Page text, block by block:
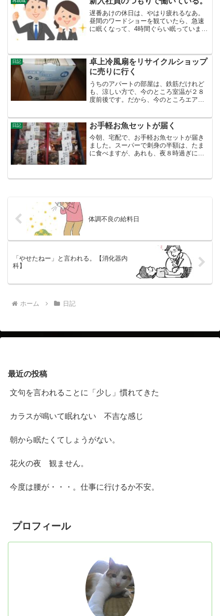
遅番あけの休日は、やはり疲れるなあ。
昼間のワードショーを観ていたら、急速
に眠くなって、4時間ぐらい眠っていまし
の定脈拍で自転車をこい...
日記
卓上冷風扇をリサイクルショップ
に売りに行く
うちのアパートの部屋は、鉄筋だけれど
も、涼しい方で、今のところ室温が２８
度前後です。だから、今のところエアコ
なんとかやれています。室温はそんなに
下がりませんが、２７度ぐ...
日記 お手軽お魚セットが届く
今朝、宅配で、お手軽お魚セットが届き
ました。スーパーで刺身の半額は、たま
に食べますが、あれも、夜８時過ぎに行
体調不良の給料日
「やせたねー」と言われる。【消化器内
科】
ホーム 日記
最近の投稿
文句を言われることに「少し」慣れてきた
カラスが鳴いて眠れない 不吉な感じ
朝から眠たくてしょうがない。
花火の夜 観ません。
今度は腰が・・・。仕事に行けるか不安。
プロフィール